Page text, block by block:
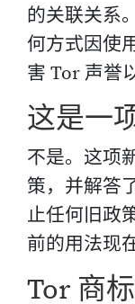
的关联关系
何方式因使
害 Tor 声誉
这是一
不是。这项
策，并解答
止任何旧政
前的用法现
Tor 商